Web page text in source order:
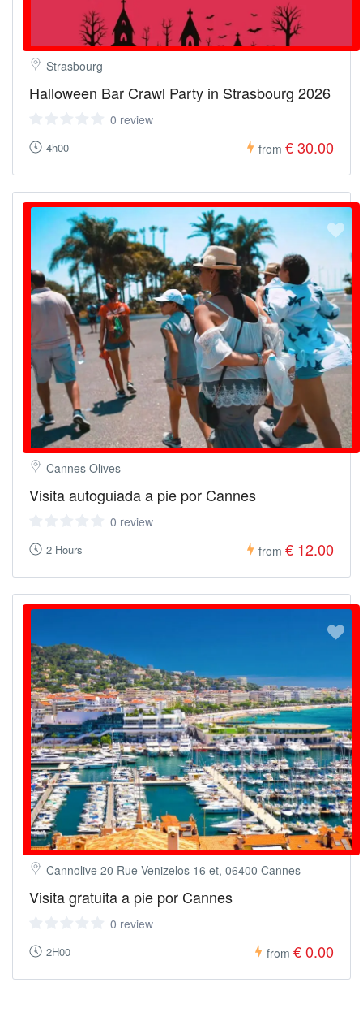
Cannolive 20 Rue Venizelos 16 et, 06400 Cannes
Visita gratuita a pie por Cannes
0 review
2H00 from € 0.00
Cannes Olives
Visita autoguiada a pie por Cannes
0 review
2 Hours from € 12.00
Strasbourg
Halloween Bar Crawl Party in Strasbourg 2026
0 review
4h00 from € 30.00